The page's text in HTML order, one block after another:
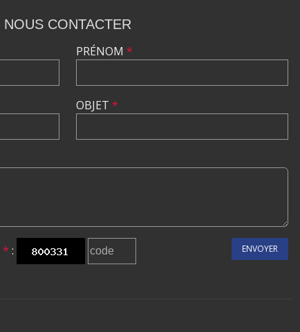
NOUS CONTACTER
PRÉNOM *
OBJET *
* : ENVOYER